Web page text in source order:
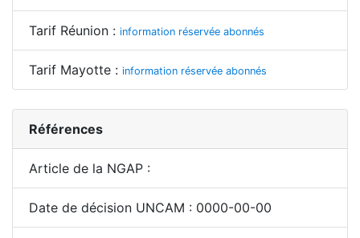
Tarif Réunion : information réservée abonnés
Tarif Mayotte : information réservée abonnés
Références
Article de la NGAP :
Date de décision UNCAM : 0000-00-00